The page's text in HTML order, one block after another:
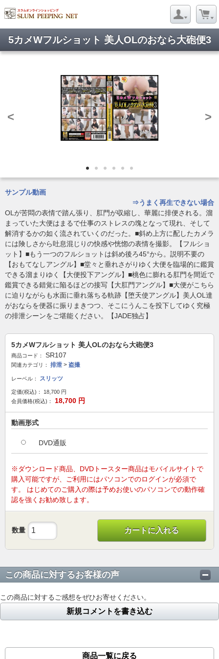
5カメWフルショット 美人OLのおなら大砲便3
< >
サンプル動画
⇒うまく再生できない場合
OLが苦悶の表情で踏ん張り、肛門が収縮し、華麗に排便される。溜
まっていた大便はまるで仕事のストレスの塊となって現れ、そして
解消するかの如く流されていくのだった。■斜め上方に配したカメラ
には険しさから吐息混じりの快感や恍惚の表情を撮影。【フルショ
ット】■もう一つのフルショットは斜め後ろ45°から。説明不要の
【おもてなしアングル】■堂々と垂れさがりゆく大便を臨場的に鑑賞
できる溜まりゆく【大便投下アングル】■桃色に膨れる肛門を間近で
鑑賞できる錯覚に陥るほどの接写【大肛門アングル】■大便がこちら
に迫りながらも水面に垂れ落ちる軌跡【堕天使アングル】美人OL達
がおならを便器に振りまきつつ、そこにうんこを投下してゆく究極
の排泄シーンをご堪能ください。【JADE独占】
5カメWフルショット 美人OLのおなら大砲便3
商品コード： SR107
関連カテゴリ： 排泄 > 盗撮
レーベル： スリッツ
定価(税込)： 18,700 円
会員価格(税込)：
18,700 円
動画形式
DVD通販
※ダウンロード商品、DVDトースター商品はモバイルサイトで
購入可能ですが、ご利用にはパソコンでのログインが必須で
す。 はじめてのご購入の際は予めお使いのパソコンでの動作確
認を強くお勧め致します。
数量 カートに入れる
この商品に対するお客様の声
この商品に対するご感想をぜひお寄せください。
新規コメントを書き込む
商品一覧に戻る
ようこそ ゲストさん
当サイトについて お問い合わせ
特定商取引に関する表記 プライバシーポリシー
Copyright © 2005- 2026 SLUM PEEPING NET All rights reserved.